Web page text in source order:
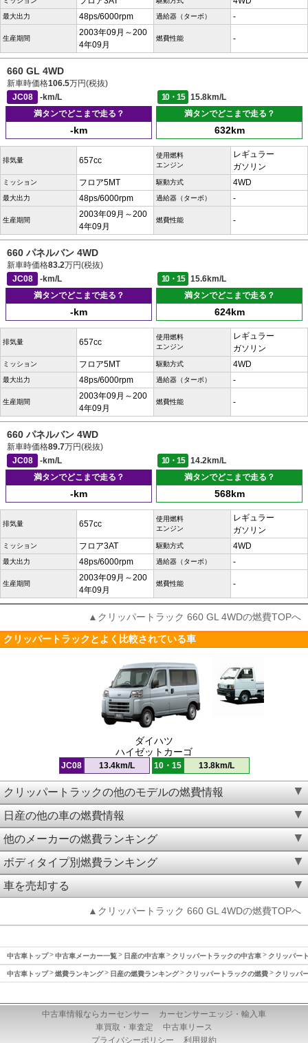
最大出力 48ps/6000rpm 過給器（ターボ） -
生産期間
2003年09月～200
4年09月
燃費性能 -
660 GL 4WD
新車時価格106.5万円(税抜)
JC08
-km/L 10・15
15.8km/L
満タンでどこまで走る？
-km
満タンでどこまで走る？
632km
排気量 657cc
使用燃料
エンジン
レギュラー
ガソリン
ミッション フロア5MT 駆動方式 4WD
最大出力 48ps/6000rpm 過給器（ターボ） -
生産期間
2003年09月～200
4年09月
燃費性能 -
660 パネルバン 4WD
新車時価格83.2万円(税抜)
JC08
-km/L 10・15
15.6km/L
満タンでどこまで走る？
-km
満タンでどこまで走る？
624km
排気量 657cc
使用燃料
エンジン
レギュラー
ガソリン
ミッション フロア5MT 駆動方式 4WD
最大出力 48ps/6000rpm 過給器（ターボ） -
生産期間
2003年09月～200
4年09月
燃費性能 -
660 パネルバン 4WD
新車時価格89.7万円(税抜)
JC08
-km/L 10・15
14.2km/L
満タンでどこまで走る？
-km
満タンでどこまで走る？
568km
排気量 657cc
使用燃料
エンジン
レギュラー
ガソリン
ミッション フロア3AT 駆動方式 4WD
最大出力 48ps/6000rpm 過給器（ターボ） -
生産期間
2003年09月～200
4年09月
燃費性能 -
▲クリッパートラック 660 GL 4WDの燃費TOPへ
クリッパートラックとよく比較されている車
ダイハツ
ハイゼットカーゴ
JC08 13.4km/L 10・15 13.8km/L
クリッパートラックの他のモデルの燃費情報
日産の他の車の燃費情報
他のメーカーの燃費ランキング
ボディタイプ別燃費ランキング
車を売却する
▲クリッパートラック 660 GL 4WDの燃費TOPへ
中古車トップ 中古車メーカー一覧 日産の中古車 クリッパートラックの中古車 クリッパー
中古車トップ 燃費ランキング 日産の燃費ランキング クリッパートラックの燃費 クリッパ
中古車情報ならカーセンサー
カーセンサーエッジ・輸入車
車買取・車査定
中古車リース
プライバシーポリシー
利用規約